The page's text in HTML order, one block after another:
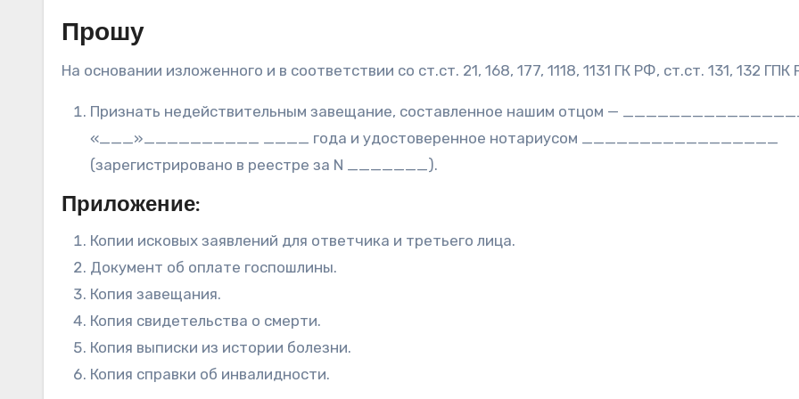
Прошу
На основании изложенного и в соответствии со ст.ст. 21, 168, 177, 1118, 1131 ГК РФ, ст.ст. 131, 132 ГПК
Признать недействительным завещание, составленное нашим отцом —
«___»__________ ____ года и удостоверенное нотариусом _________________
(зарегистрировано в реестре за N _______).
Приложение:
Копии исковых заявлений для ответчика и третьего лица.
Документ об оплате госпошлины.
Копия завещания.
Копия свидетельства о смерти.
Копия выписки из истории болезни.
Копия справки об инвалидности.